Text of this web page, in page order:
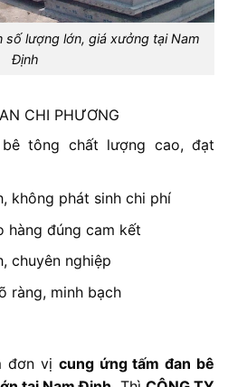
số lượng lớn, giá xưởng tại Nam
Định
CHI PHƯƠNG
tông chất lượng cao, đạt
không phát sinh chi phí
hàng đúng cam kết
chuyên nghiệp
ràng, minh bạch
đơn vị cung ứng tấm đan bê